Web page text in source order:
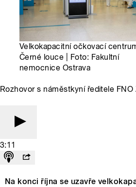
Velkokapacitní očkovací
Černé louce | Foto: Fakultní
nemocnice Ostrava
Rozhovor s náměstkyní ředitele
3:11
Na konci října se uzavře